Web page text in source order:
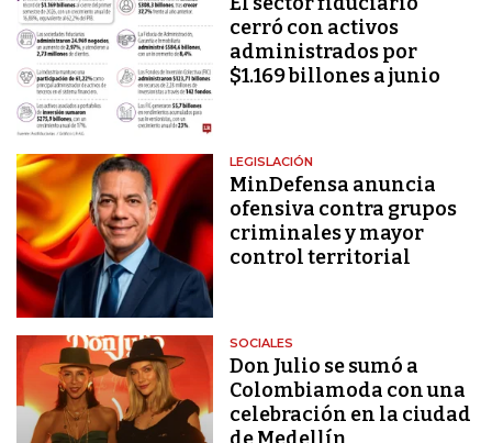
cerró con activos
administrados por
$1.169 billones a junio
LEGISLACIÓN
MinDefensa anuncia
ofensiva contra grupos
criminales y mayor
control territorial
SOCIALES
Don Julio se sumó a
Colombiamoda con una
celebración en la ciudad